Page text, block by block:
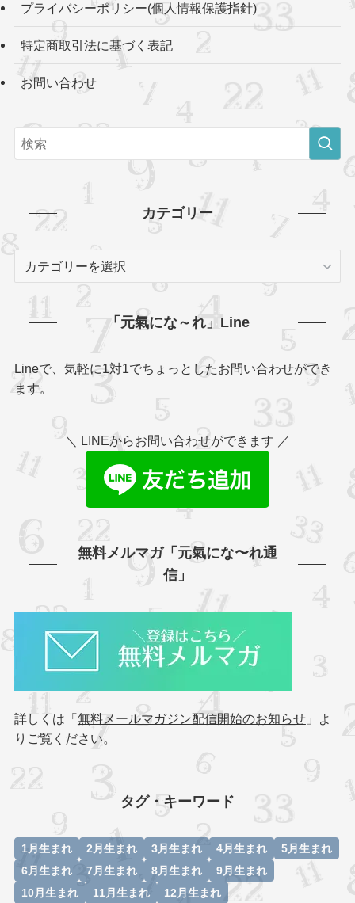
プライバシーポリシー(個人情報保護指針)
特定商取引法に基づく表記
お問い合わせ
カテゴリー
「元氣にな～れ」Line
Lineで、気軽に1対1でちょっとしたお問い合わせができ
ます。
＼ LINEからお問い合わせができます ／
無料メルマガ「元氣にな〜れ通
信」
詳しくは「無料メールマガジン配信開始のお知らせ」よ
りご覧ください。
タグ・キーワード
1月生まれ 2月生まれ 3月生まれ 4月生まれ
5月生まれ
6月生まれ
7月生まれ 8月生まれ
9月生まれ
10月生まれ
11月生まれ 12月生まれ